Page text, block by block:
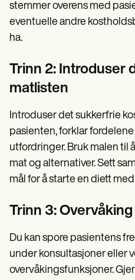
stemmer overens med
eventuelle andre
ha.
Trinn 2: Introduser
matlisten
Introduser det sukkerfrie
pasienten, forklar
utfordringer. Bruk malen til
mat og alternativer. Sett
mål for å starte en diett
Trinn 3:
Du kan spore pasientens
under konsultasjoner eller
overvåkingsfunksjoner.